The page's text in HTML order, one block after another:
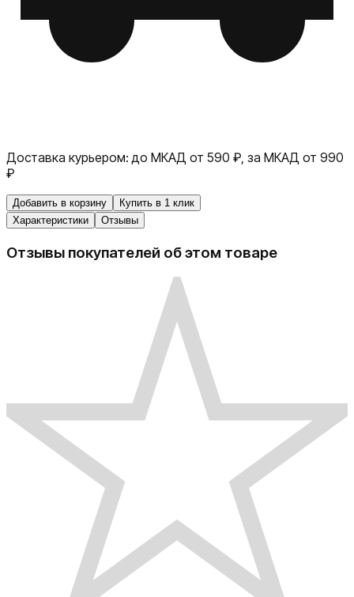
Доставка курьером: до МКАД от 590 ₽, за МКАД от 990
₽
Добавить в корзину
Купить в 1 клик
Характеристики
Отзывы
Отзывы покупателей об этом товаре